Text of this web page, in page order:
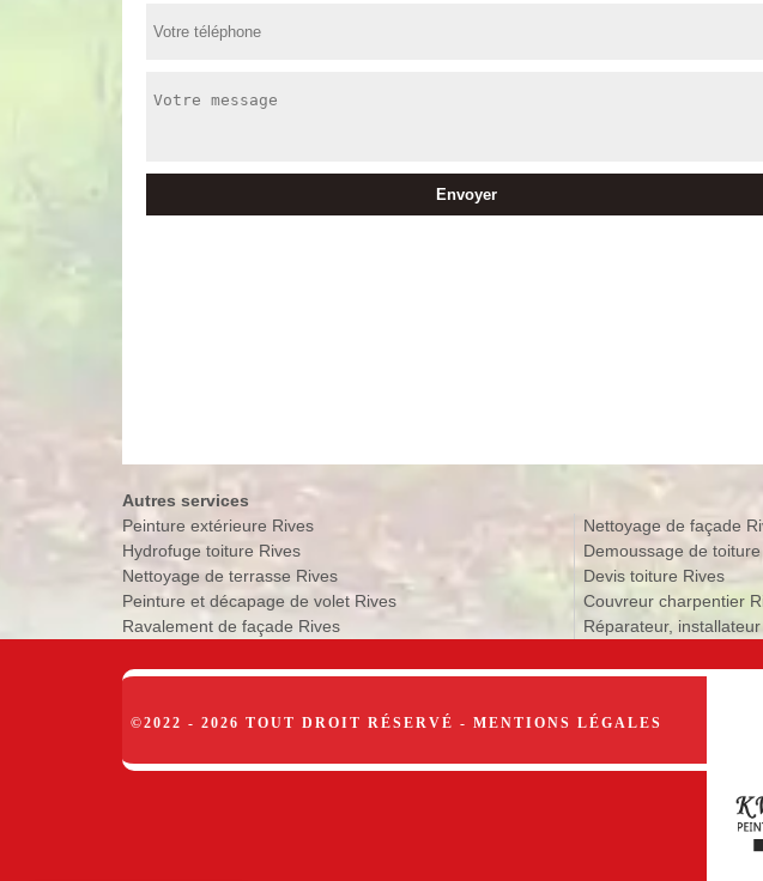
Autres services
Peinture extérieure Rives
Hydrofuge toiture Rives
Nettoyage de terrasse Rives
Peinture et décapage de volet Rives
Ravalement de façade Rives
Nettoyage de façade
Demoussage de
Devis toiture Rives
Couvreur charpentier
Réparateur,
©2022 - 2026 TOUT DROIT RÉSERVÉ - MENTIONS LÉGALES